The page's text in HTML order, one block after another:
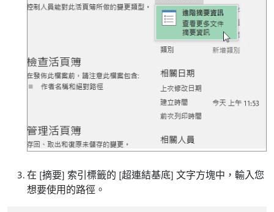
在 [摘要] 索引標籤的 [超連結基底] 文字方塊中，輸入您
想要使用的路徑。